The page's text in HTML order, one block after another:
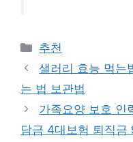
카
테
리
추천
샐러리 효능 먹는
는 법 보관법
가족요양 보호 인
담금 4대보험 퇴직금